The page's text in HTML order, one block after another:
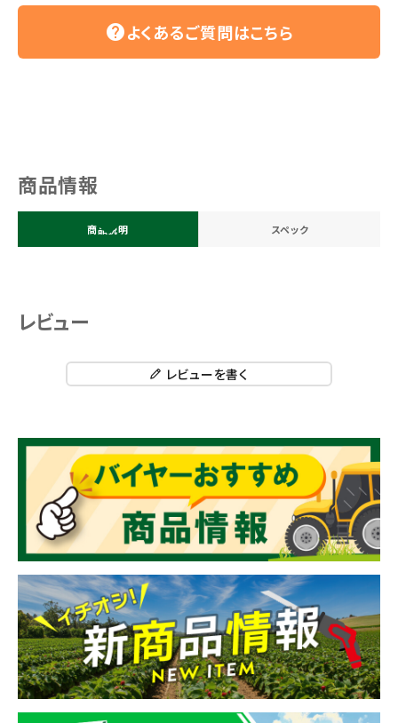
helpよくあるご質問はこちら
商品情報
商品説明 スペック
レビュー
レビューを書く